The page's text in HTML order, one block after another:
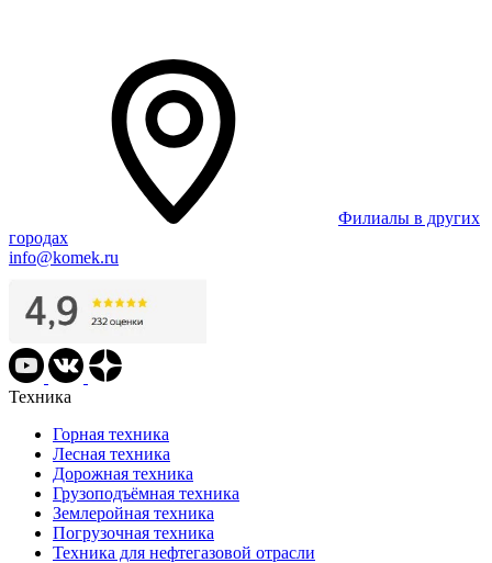
Филиалы в других
городах
info@komek.ru
Техника
Горная техника
Лесная техника
Дорожная техника
Грузоподъёмная техника
Землеройная техника
Погрузочная техника
Техника для нефтегазовой отрасли